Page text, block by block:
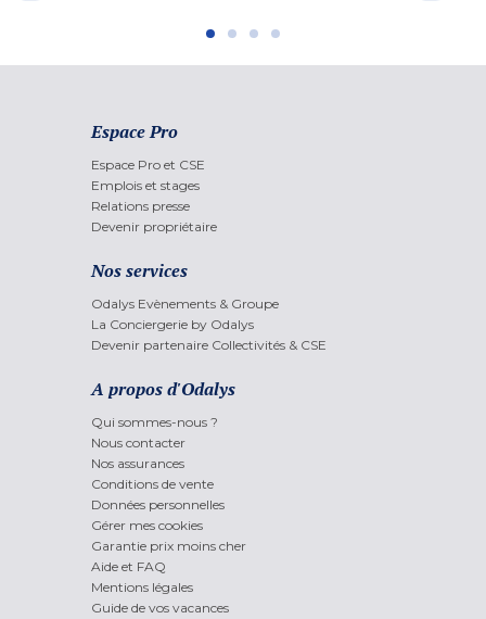
Espace Pro
Espace Pro et CSE
Emplois et stages
Relations presse
Devenir propriétaire
Nos services
Odalys Evènements & Groupe
La Conciergerie by Odalys
Devenir partenaire Collectivités & CSE
A propos d'Odalys
Qui sommes-nous ?
Nous contacter
Nos assurances
Conditions de vente
Données personnelles
Gérer mes cookies
Garantie prix moins cher
Aide et FAQ
Mentions légales
Guide de vos vacances